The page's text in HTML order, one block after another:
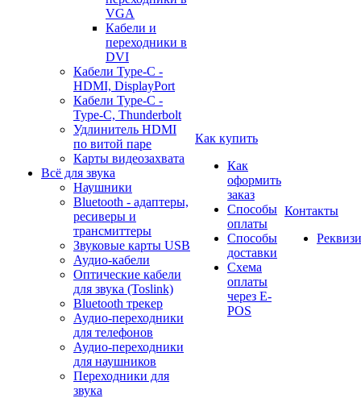
VGA
Кабели и
переходники в
DVI
Кабели Type-C -
HDMI, DisplayPort
Кабели Type-C -
Type-C, Thunderbolt
Удлинитель HDMI
по витой паре
Карты видеозахвата
Всё для звука
Наушники
Bluetooth - адаптеры,
ресиверы и
трансмиттеры
Звуковые карты USB
Аудио-кабели
Оптические кабели
для звука (Toslink)
Bluetooth трекер
Аудио-переходники
для телефонов
Аудио-переходники
для наушников
Переходники для
звука
Как купить
Как
оформить
заказ
Способы
оплаты
Способы
доставки
Схема
оплаты
через E-
POS
Контакты